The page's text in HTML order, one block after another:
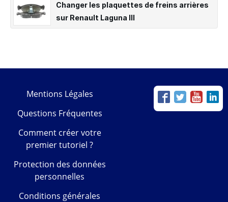
Changer les plaquettes de freins arrières
sur Renault Laguna III
Mentions Légales
Questions Fréquentes
Comment créer votre
premier tutoriel ?
Protection des données
personnelles
Conditions générales